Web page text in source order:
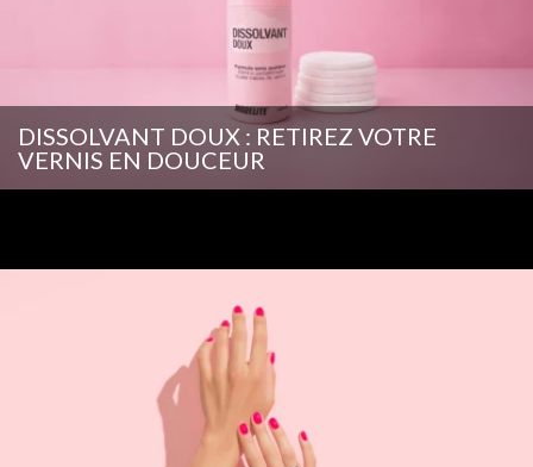
DISSOLVANT DOUX : RETIREZ VOTRE
VERNIS EN DOUCEUR